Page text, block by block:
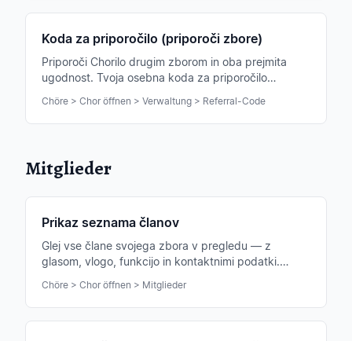
Koda za priporočilo (priporoči zbore)
Priporoči Chorilo drugim zborom in oba prejmita
ugodnost. Tvoja osebna koda za priporočilo
Chöre > Chor öffnen > Verwaltung > Referral-Code
Mitglieder
Prikaz seznama članov
Glej vse člane svojega zbora v pregledu — z
glasom, vlogo, funkcijo in kontaktnimi podatki.
Chöre > Chor öffnen > Mitglieder